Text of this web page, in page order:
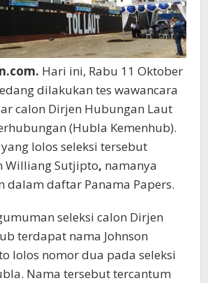
Hari ini, Rabu 11 Oktober
dilakukan tes wawancara
calon Dirjen Hubungan Laut
(Hubla Kemenhub).
lolos seleksi tersebut
Williang Sutjipto, namanya
dalam daftar Panama Papers.
seleksi calon Dirjen
terdapat nama Johnson
lolos nomor dua pada seleksi
Nama tersebut tercantum